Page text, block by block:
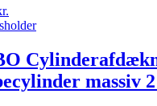
massiv